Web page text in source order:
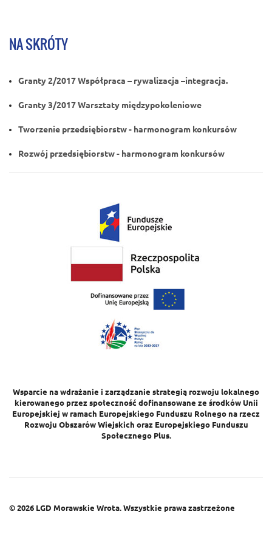
NA SKRÓTY
Granty 2/2017 Współpraca – rywalizacja –integracja.
Granty 3/2017 Warsztaty międzypokoleniowe
Tworzenie przedsiębiorstw - harmonogram konkursów
Rozwój przedsiębiorstw - harmonogram konkursów
Wsparcie na wdrażanie i zarządzanie strategią rozwoju lokalnego
kierowanego przez społeczność dofinansowane ze środków Unii
Europejskiej w ramach Europejskiego Funduszu Rolnego na rzecz
Rozwoju Obszarów Wiejskich oraz Europejskiego Funduszu
Społecznego Plus.
© 2026 LGD Morawskie Wrota.Wszystkie prawa zastrzeżone